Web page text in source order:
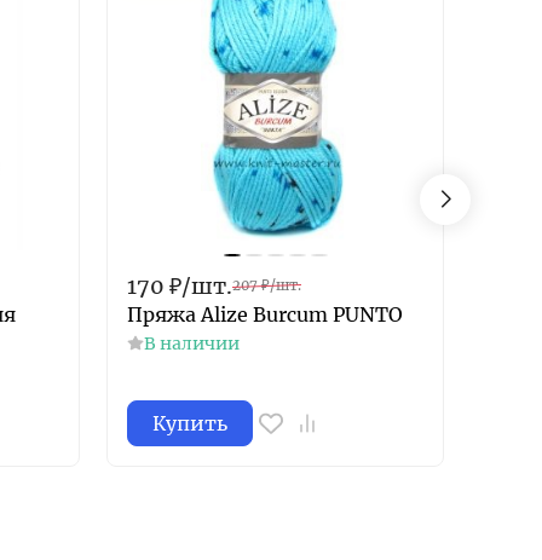
170 ₽/шт.207 ₽/шт.
Пряжа Alize Burcum PUNTO
В наличии
Купить